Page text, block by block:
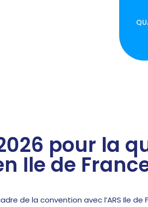
pour la
Ile de
de la convention avec l’ARS Ile